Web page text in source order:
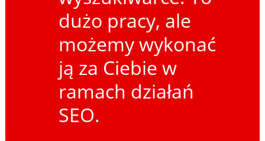
dużo pracy, ale
możemy wykonać
ją za Ciebie w
ramach działań
SEO.